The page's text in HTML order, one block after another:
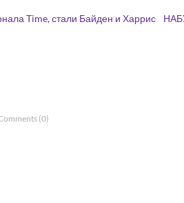
Time, стали Байден и Харрис
(0)